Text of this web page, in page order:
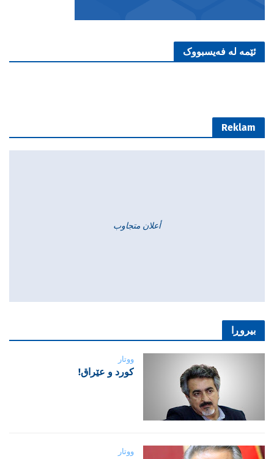
ئێمە لە فەیسبووک
Reklam
أعلان متجاوب
بیروڕا
ووتار
‌كورد و عێراق!
ووتار